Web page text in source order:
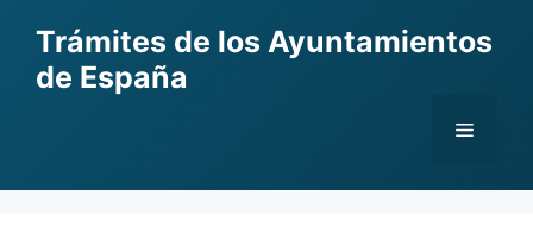
content
Trámites de los Ayuntamientos
de España
Menu